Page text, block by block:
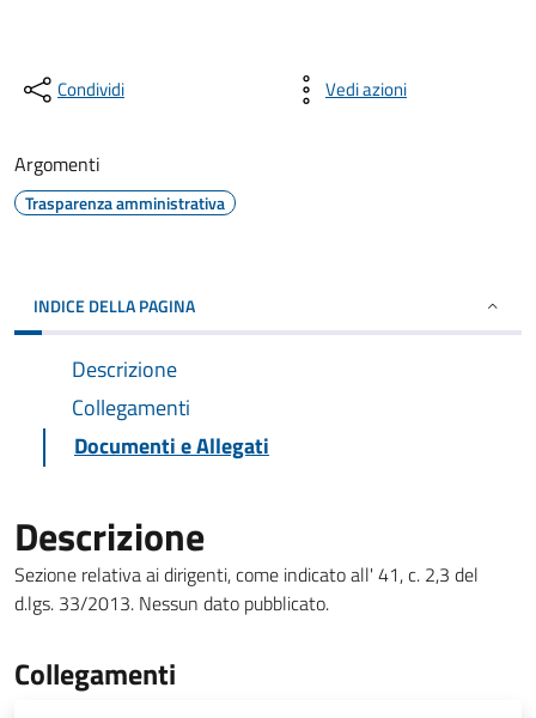
Condividi Vedi azioni
Argomenti
Trasparenza amministrativa
INDICE DELLA PAGINA
Descrizione
Collegamenti
Documenti e Allegati
Descrizione
Sezione relativa ai dirigenti, come indicato all' 41, c. 2,3 del
d.lgs. 33/2013. Nessun dato pubblicato.
Collegamenti